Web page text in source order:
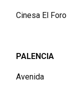
Cinesa El Foro
PALENCIA
Avenida